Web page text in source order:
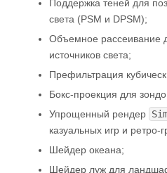
Поддержка теней для
света (PSM и DPSM);
Объемное рассеивание
источников света;
Префильтрация
Бокс-проекция для
Упрощенный рендер
казуальных игр и ретро-
Шейдер океана;
Шейдер луж для